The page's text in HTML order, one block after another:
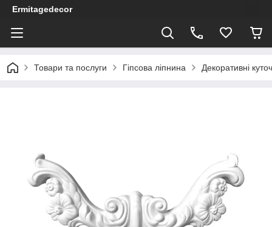
Ermitagedecor
Товари та послуги Гіпсова ліпнина Декоративні